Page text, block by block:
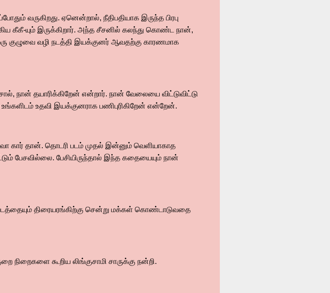
வருகிறது. ஏனென்றால், நீதிபதியாக இருந்த பிரபு
கீகீ-யும் இருக்கிறார். அந்த சீசனில் கலந்து கொண்ட நான்,
குழுவை வழி நடத்தி இயக்குனர் ஆவதற்கு காரணமாக
நான் தயாரிக்கிறேன் என்றார். நான் வேலையை விட்டுவிட்டு
உதவி இயக்குனராக பணிபுரிகிறேன் என்றேன்.
கார் தான். தொடரி படம் முதல் இன்னும் வெளியாகாத
பேசவில்லை. பேசியிருந்தால் இந்த கதையையும் நான்
திரையரங்கிற்கு சென்று மக்கள் கொண்டாடுவதை
கூறிய லிங்குசாமி சாருக்கு நன்றி.